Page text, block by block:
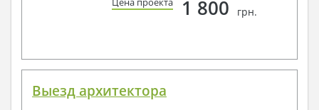
Цена проекта 1 800 грн.
Выезд архитектора